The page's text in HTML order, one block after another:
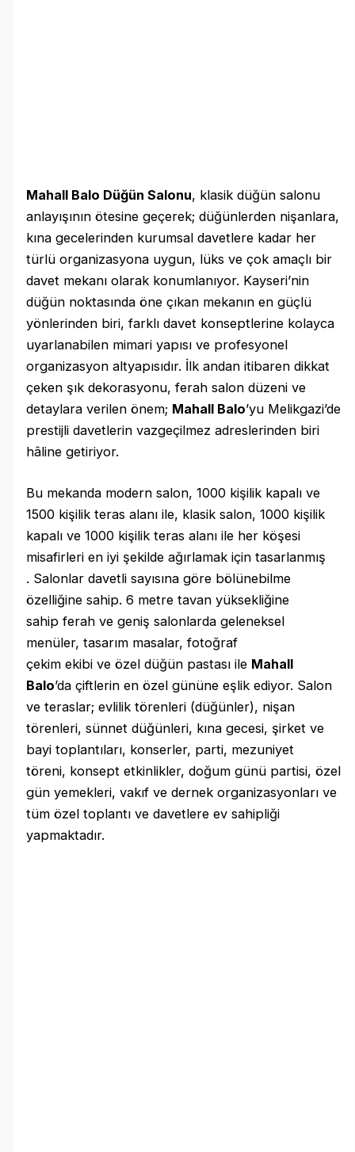
Mahall Balo Düğün Salonu, klasik düğün salonu
anlayışının ötesine geçerek; düğünlerden nişanlara,
kına gecelerinden kurumsal davetlere kadar her
türlü organizasyona uygun, lüks ve çok amaçlı bir
davet mekanı olarak konumlanıyor. Kayseri’nin
düğün noktasında öne çıkan mekanın en güçlü
yönlerinden biri, farklı davet konseptlerine kolayca
uyarlanabilen mimari yapısı ve profesyonel
organizasyon altyapısıdır. İlk andan itibaren dikkat
çeken şık dekorasyonu, ferah salon düzeni ve
detaylara verilen önem; Mahall Balo’yu Melikgazi’de
prestijli davetlerin vazgeçilmez adreslerinden biri
hâline getiriyor.
Bu mekanda modern salon, 1000 kişilik kapalı ve
1500 kişilik teras alanı ile, klasik salon, 1000 kişilik
kapalı ve 1000 kişilik teras alanı ile her köşesi
misafirleri en iyi şekilde ağırlamak için tasarlanmış
. Salonlar davetli sayısına göre bölünebilme
özelliğine sahip. 6 metre tavan yüksekliğine
sahip ferah ve geniş salonlarda geleneksel
menüler, tasarım masalar, fotoğraf
çekim ekibi ve özel düğün pastası ile Mahall
Balo’da çiftlerin en özel gününe eşlik ediyor. Salon
ve teraslar; evlilik törenleri (düğünler), nişan
törenleri, sünnet düğünleri, kına gecesi, şirket ve
bayi toplantıları, konserler, parti, mezuniyet
töreni, konsept etkinlikler, doğum günü partisi, özel
gün yemekleri, vakıf ve dernek organizasyonları ve
tüm özel toplantı ve davetlere ev sahipliği
yapmaktadır.